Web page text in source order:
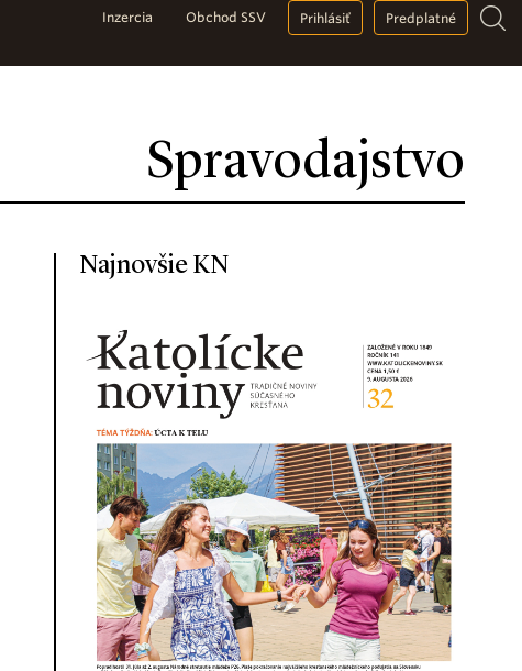
Spravodajstvo
Inzercia Obchod SSV Prihlásiť Predplatné
Najnovšie KN